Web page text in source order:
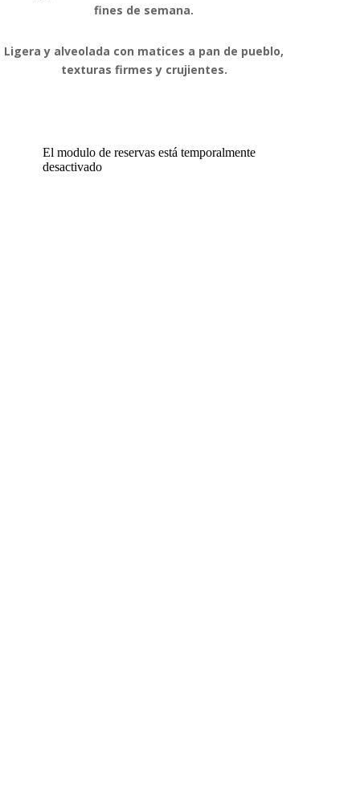
fines de semana.
Ligera y alveolada con matices a pan de pueblo,
texturas firmes y crujientes.